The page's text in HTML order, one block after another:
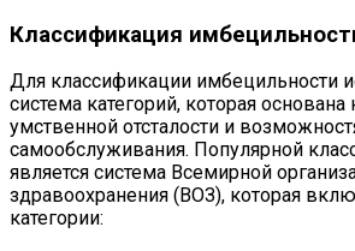
Классификация
Для классификации имбецильности
система категорий, которая основана
умственной отсталости и
самообслуживания. Популярной
является система Всемирной
здравоохранения (ВОЗ), которая
категории: